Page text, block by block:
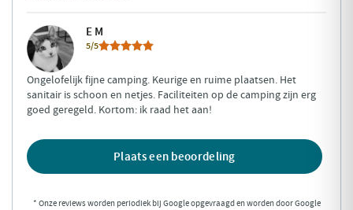
E M
5/5
Ongelofelijk fijne camping. Keurige en ruime plaatsen. Het
sanitair is schoon en netjes. Faciliteiten op de camping zijn erg
goed geregeld. Kortom: ik raad het aan!
Plaats een beoordeling
* Onze reviews worden periodiek bij Google opgevraagd en worden door Google